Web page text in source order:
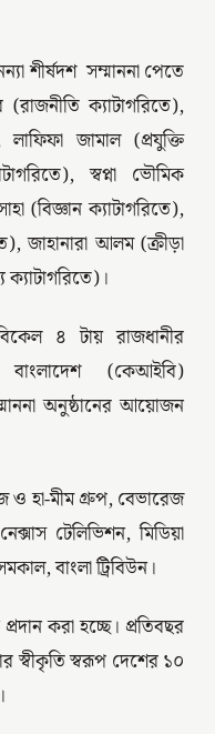
শীর্ষদশ সম্মাননা পেতে
ক্যাটাগরিতে),
জামাল (প্রযুক্তি
স্বপ্না ভৌমিক
(বিজ্ঞান ক্যাটাগরিতে),
জাহানারা আলম (ক্রীড়া
৪ টায় রাজধানীর
বাংলাদেশ (কেআইবি)
অনুষ্ঠানের আয়োজন
ও হা-মীম গ্রুপ, বেভারেজ
টেলিভিশন, মিডিয়া
বাংলা ট্রিবিউন।
করা হচ্ছে। প্রতিবছর
স্বীকৃতি স্বরূপ দেশের ১০